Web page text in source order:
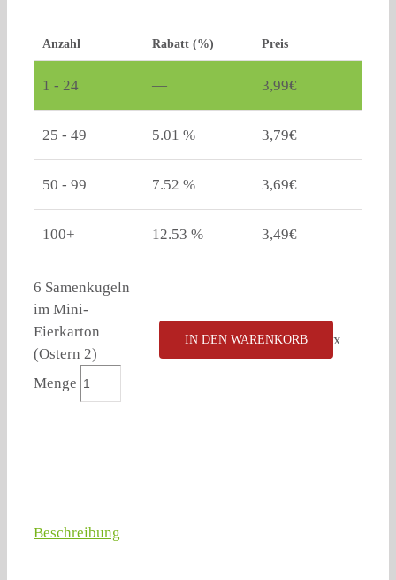
Anzahl Rabatt (%) Preis
1 - 24 — 3,99€
25 - 49 5.01 % 3,79€
50 - 99 7.52 % 3,69€
100+ 12.53 % 3,49€
6 Samenkugeln
im Mini-
Eierkarton
(Ostern 2)
Menge
IN DEN WARENKORB x
Beschreibung